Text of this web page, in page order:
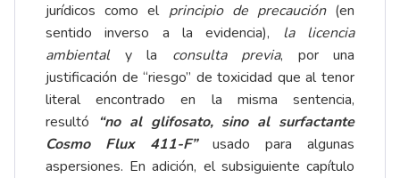
jurídicos como el principio de precaución(en
sentido inverso a la evidencia), la licencia
ambientaly la consulta previa, por una
justificación de “riesgo” de toxicidad que al tenor
literal encontrado en la misma sentencia,
resultó
“no al glifosato, sino al surfactante
Cosmo Flux 411-F”usado para algunas
aspersiones. En adición, el subsiguiente capítulo